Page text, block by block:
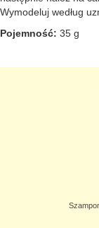
Wymodeluj według
Pojemność: 35 g